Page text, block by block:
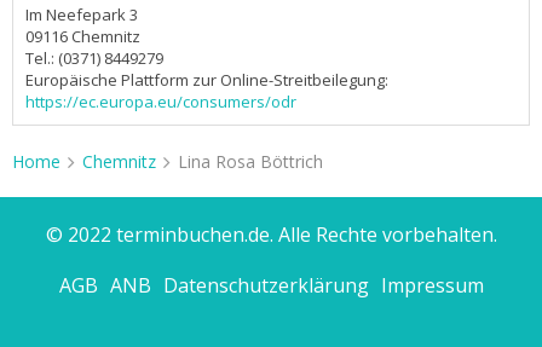
Im Neefepark 3
09116 Chemnitz
Tel.: (0371) 8449279
Europäische Plattform zur Online-Streitbeilegung:
https://ec.europa.eu/consumers/odr
Home Chemnitz Lina Rosa Böttrich
© 2022 terminbuchen.de. Alle Rechte vorbehalten.
AGB ANB Datenschutzerklärung Impressum